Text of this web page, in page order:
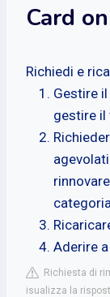
Card
Richiedi e
Gestire
gestire il
Aderire a
Richiesta di
isualizza la